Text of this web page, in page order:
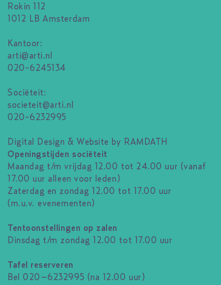
Rokin 112
1012 LB Amsterdam
Kantoor:
arti@arti.nl
020-6245134
Sociëteit:
societeit@arti.nl
020-6232995
Digital Design & Website by RAMDATH
Openingstijden sociëteit
Maandag t/m vrijdag 12.00 tot 24.00 uur (vanaf
17.00 uur alleen voor leden)
Zaterdag en zondag 12.00 tot 17.00 uur
(m.u.v. evenementen)
Tentoonstellingen op zalen
Dinsdag t/m zondag 12.00 tot 17.00 uur
Tafel reserveren
Bel 020–6232995 (na 12.00 uur)